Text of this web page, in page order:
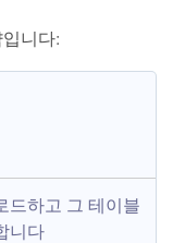
니다:
드하고 그 테이블
니다